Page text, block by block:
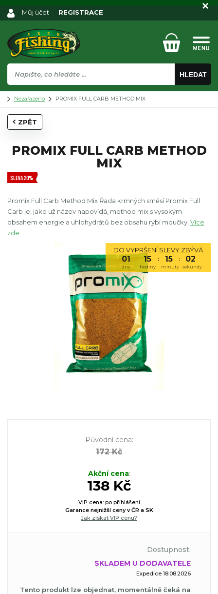
HLEDAT
Můj účet REGISTRACE
Nezařazeno PROMIX FULL CARB METHOD MIX
ZPĚT
PROMIX FULL CARB METHOD
MIX
SLEVA 20%
Promix Full Carb Method Mix Řada krmných směsí Promix Full
Carb je, jako už název napovídá, method mix s vysokým
obsahem energie a uhlohydrátů bez obsahu rybí moučky. Více
zde
DO VYPRŠENÍ SLEVY ZBÝVÁ
01 15 : 15 : 01
dny hodiny minuty sekundy
Původní cena:
172 Kč
Akční cena:
138 Kč
VIP cena: po přihlášení
Garance nejnižší ceny v ČR a SK
Jak získat VIP cenu?
Dostupnost:
SKLADEM U DODAVATELE
Expedice 18.08.2026
Tento produkt lze objednat, momentálně čeká na